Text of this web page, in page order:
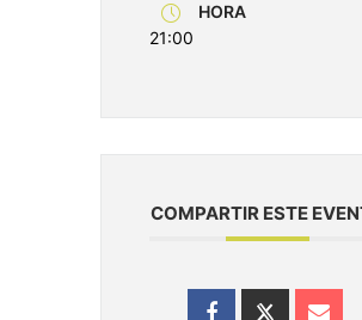
HORA
21:00
COMPARTIR ESTE